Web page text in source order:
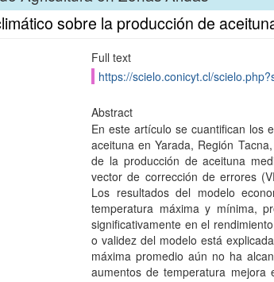
sobre la producción de
Full text
https://scielo.conicyt.cl/
Abstract
En este artículo se cuantifican los
aceituna en Yarada, Región
de la producción de aceituna
vector de corrección de errores
Los resultados del modelo
temperatura máxima y mínima,
significativamente en el
o validez del modelo está
máxima promedio aún no ha
aumentos de temperatura mejora